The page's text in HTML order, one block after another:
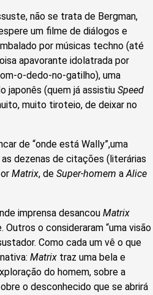
não se trata de Bergman,
um filme de diálogos e
por músicas techno (até
apavorante idolatrada por
o-dedo-no-gatilho), uma
japonês (quem já assistiu Speed
muito tiroteio, de deixar no
de “onde está Wally”,uma
dezenas de citações (literárias
Matrix, de Super-homem aAlice
imprensa desancou Matrix
Outros o consideraram “uma visão
Como cada um vê o que
Matrix traz uma bela e
do homem, sobre a
o desconhecido que se abrirá